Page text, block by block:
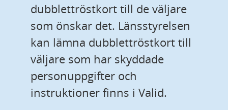
dubblettröstkort till de väljare
som önskar det. Länsstyrelsen
kan lämna dubblettröstkort till
väljare som har skyddade
personuppgifter och
instruktioner finns i Valid.